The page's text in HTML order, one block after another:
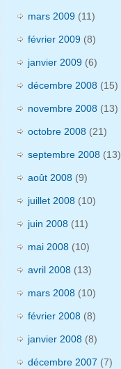
mars 2009 (11)
février 2009 (8)
janvier 2009 (6)
décembre 2008 (15)
novembre 2008 (13)
octobre 2008 (21)
septembre 2008 (13)
août 2008 (9)
juillet 2008 (10)
juin 2008 (11)
mai 2008 (10)
avril 2008 (13)
mars 2008 (10)
février 2008 (8)
janvier 2008 (8)
décembre 2007 (7)